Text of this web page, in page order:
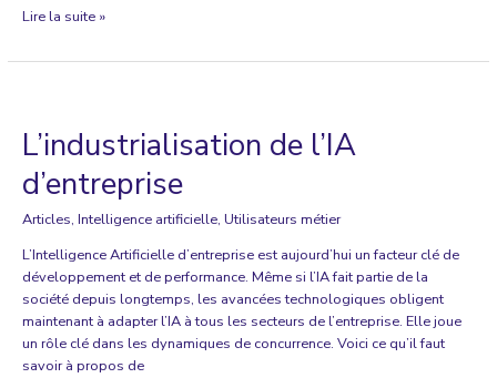
Comment
un
Lire la suite »
L’industrialisation de l’IA
d’entreprise
Articles, Intelligence artificielle, Utilisateurs métier
L’Intelligence Artificielle d’entreprise est aujourd’hui un facteur clé de
développement et de performance. Même si l’IA fait partie de la
société depuis longtemps, les avancées technologiques obligent
maintenant à adapter l’IA à tous les secteurs de l’entreprise. Elle joue
un rôle clé dans les dynamiques de concurrence. Voici ce qu’il faut
savoir à propos de